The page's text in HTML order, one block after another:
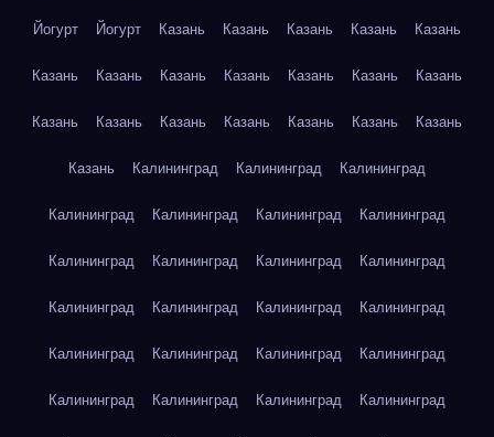
Йогурт Йогурт Казань Казань Казань Казань Казань
Казань Казань Казань Казань Казань Казань Казань
Казань Казань Казань Казань Казань Казань Казань
Казань Калининград Калининград Калининград
Калининград Калининград Калининград Калининград
Калининград Калининград Калининград Калининград
Калининград Калининград Калининград Калининград
Калининград Калининград Калининград Калининград
Калининград Калининград Калининград Калининград